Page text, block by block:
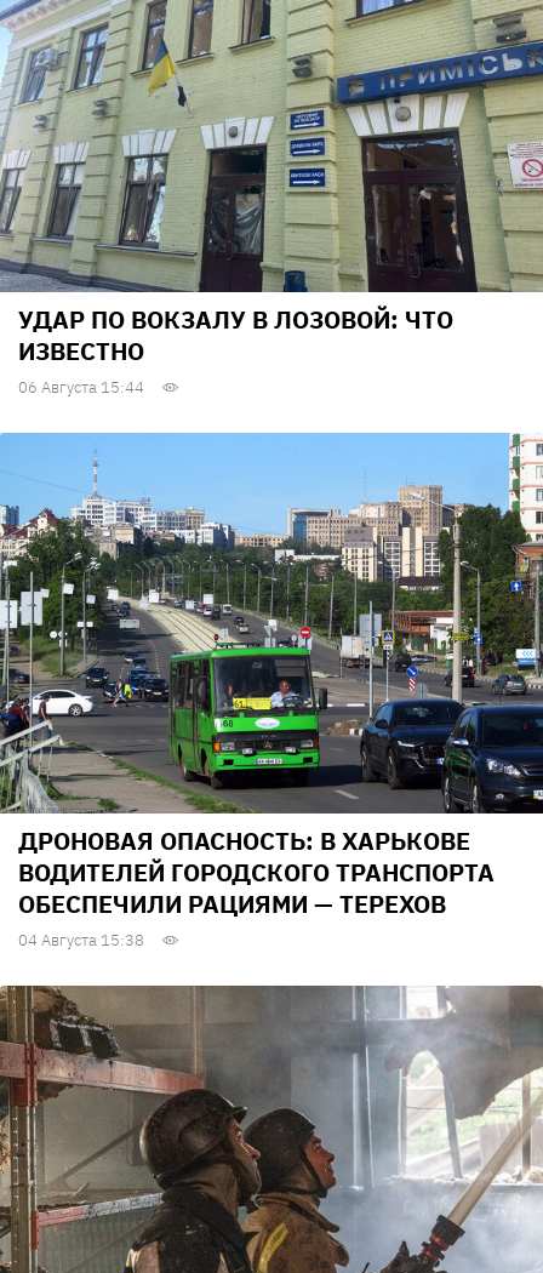
УДАР ПО ВОКЗАЛУ В ЛОЗОВОЙ: ЧТО
ИЗВЕСТНО
06 Августа 15:44
ДРОНОВАЯ ОПАСНОСТЬ: В ХАРЬКОВЕ
ВОДИТЕЛЕЙ ГОРОДСКОГО ТРАНСПОРТА
ОБЕСПЕЧИЛИ РАЦИЯМИ — ТЕРЕХОВ
04 Августа 15:38